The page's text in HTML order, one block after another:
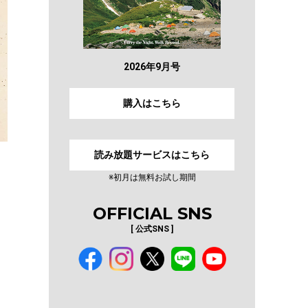
2026年9月号
購入はこちら
読み放題サービスはこちら
※初月は無料お試し期間
OFFICIAL SNS
[ 公式SNS ]